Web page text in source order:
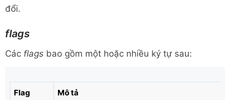
đổi.
flags
Các flags bao gồm một hoặc nhiều ký tự sau:
Flag Mô tả